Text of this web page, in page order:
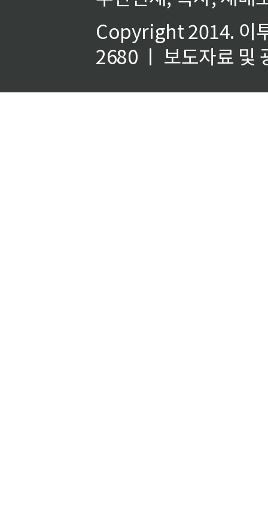
Copyright 2014. 이
2680 ㅣ 보도자료